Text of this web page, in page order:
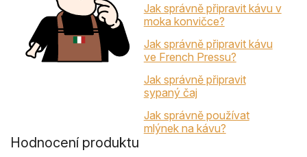
Jak správně připravit kávu v
moka konvičce?
Jak správně připravit kávu
ve French Pressu?
Jak správně připravit
sypaný čaj
Jak správně používat
mlýnek na kávu?
Hodnocení produktu